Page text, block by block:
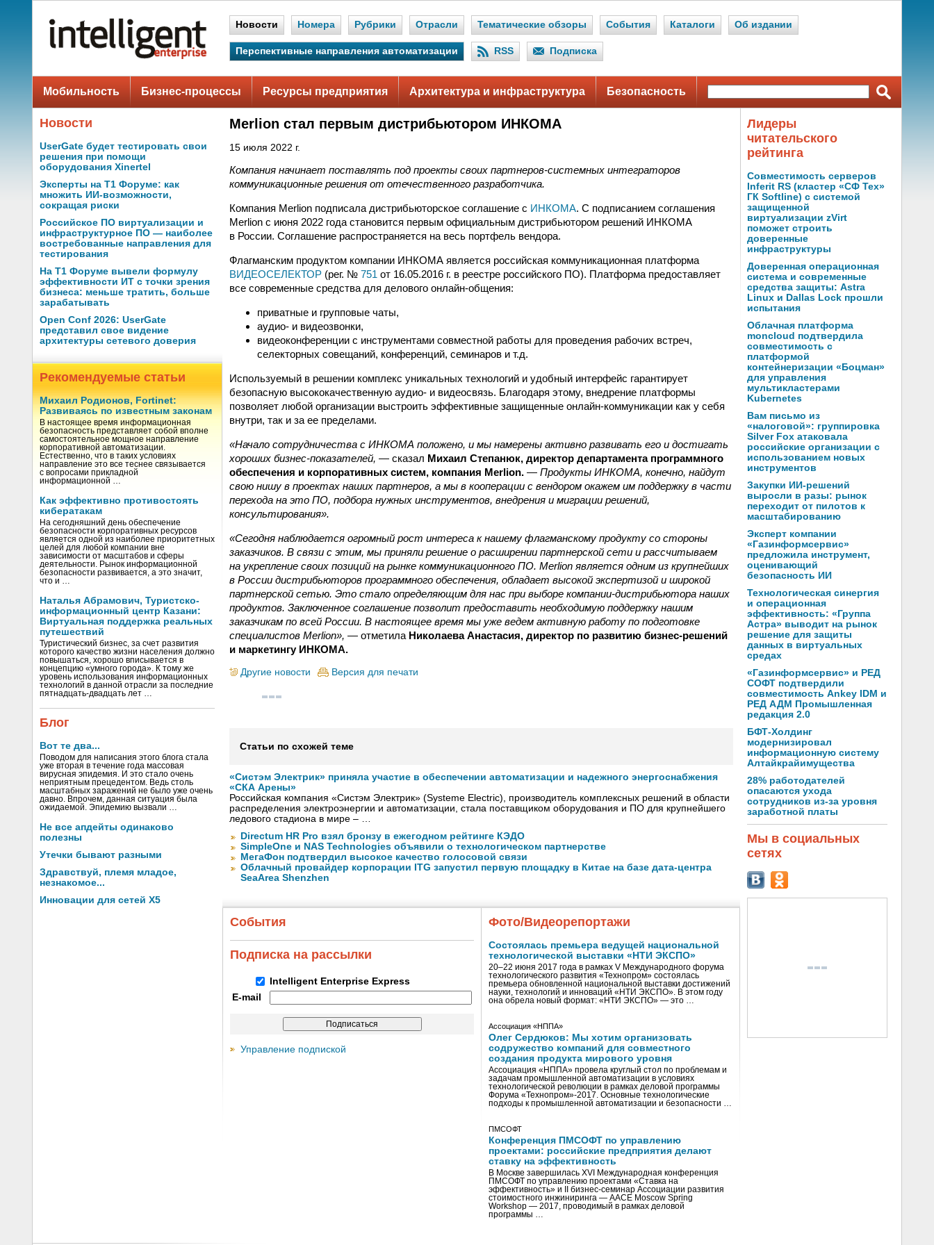
Новости Номера Рубрики Отрасли Тематические обзоры События Каталоги Об издании
Перспективные направления автоматизации RSS Подписка
Мобильность Бизнес-процессы Ресурсы предприятия Архитектура и инфраструктура Безопасность
Новости
UserGate будет тестировать свои
решения при помощи
оборудования Xinertel
Эксперты на Т1 Форуме: как
множить ИИ-возможности,
сокращая риски
Российское ПО виртуализации и
инфраструктурное ПО — наиболее
востребованные направления для
тестирования
На Т1 Форуме вывели формулу
эффективности ИТ с точки зрения
бизнеса: меньше тратить, больше
зарабатывать
Open Conf 2026: UserGate
представил свое видение
архитектуры сетевого доверия
Рекомендуемые статьи
Михаил Родионов, Fortinet:
Развиваясь по известным законам
В настоящее время информационная
безопасность представляет собой вполне
самостоятельное мощное направление
корпоративной автоматизации.
Естественно, что в таких условиях
направление это все теснее связывается
с вопросами прикладной
информационной …
Как эффективно противостоять
кибератакам
На сегодняшний день обеспечение
безопасности корпоративных ресурсов
является одной из наиболее приоритетных
целей для любой компании вне
зависимости от масштабов и сферы
деятельности. Рынок информационной
безопасности развивается, а это значит,
что и …
Наталья Абрамович, Туристско-
информационный центр Казани:
Виртуальная поддержка реальных
путешествий
Туристический бизнес, за счет развития
которого качество жизни населения должно
повышаться, хорошо вписывается в
концепцию «умного города». К тому же
уровень использования информационных
технологий в данной отрасли за последние
пятнадцать-двадцать лет …
Блог
Вот те два...
Поводом для написания этого блога стала
уже вторая в течение года массовая
вирусная эпидемия. И это стало очень
неприятным прецедентом. Ведь столь
масштабных заражений не было уже очень
давно. Впрочем, данная ситуация была
ожидаемой. Эпидемию вызвали …
Не все апдейты одинаково
полезны
Утечки бывают разными
Здравствуй, племя младое,
незнакомое...
Инновации для сетей X5
Merlion стал первым дистрибьютором ИНКОМА
15 июля 2022 г.
Компания начинает поставлять под проекты своих партнеров-системных интеграторов
коммуникационные решения от отечественного разработчика.
Компания Merlion подписала дистрибьюторское соглашение с ИНКОМА. С подписанием соглашения
Merlion c июня 2022 года становится первым официальным дистрибьютором решений ИНКОМА
в России. Соглашение распространяется на весь портфель вендора.
Флагманским продуктом компании ИНКОМА является российская коммуникационная платформа
ВИДЕОСЕЛЕКТОР (рег. № 751 от 16.05.2016 г. в реестре российского ПО). Платформа предоставляет
все современные средства для делового онлайн-общения:
приватные и групповые чаты,
аудио- и видеозвонки,
видеоконференции с инструментами совместной работы для проведения рабочих встреч,
селекторных совещаний, конференций, семинаров и т.д.
Используемый в решении комплекс уникальных технологий и удобный интерфейс гарантирует
безопасную высококачественную аудио- и видеосвязь. Благодаря этому, внедрение платформы
позволяет любой организации выстроить эффективные защищенные онлайн-коммуникации как у себя
внутри, так и за ее пределами.
«Начало сотрудничества с ИНКОМА положено, и мы намерены активно развивать его и достигать
хороших бизнес-показателей, — сказал Михаил Степанюк, директор департамента программного
обеспечения и корпоративных систем, компания Merlion. — Продукты ИНКОМА, конечно, найдут
свою нишу в проектах наших партнеров, а мы в кооперации с вендором окажем им поддержку в части
перехода на это ПО, подбора нужных инструментов, внедрения и миграции решений,
консультирования».
«Сегодня наблюдается огромный рост интереса к нашему флагманскому продукту со стороны
заказчиков. В связи с этим, мы приняли решение о расширении партнерской сети и рассчитываем
на укрепление своих позиций на рынке коммуникационного ПО. Merlion является одним из крупнейших
в России дистрибьюторов программного обеспечения, обладает высокой экспертизой и широкой
партнерской сетью. Это стало определяющим для нас при выборе компании-дистрибьютора наших
продуктов. Заключенное cоглашение позволит предоставить необходимую поддержку нашим
заказчикам по всей России. В настоящее время мы уже ведем активную работу по подготовке
специалистов Merlion», — отметила Николаева Анастасия, директор по развитию бизнес-решений
и маркетингу ИНКОМА.
Другие новости Версия для печати
Статьи по схожей теме
«Систэм Электрик» приняла участие в обеспечении автоматизации и надежного энергоснабжения
«СКА Арены»
Российская компания «Систэм Электрик» (Systeme Electric), производитель комплексных решений в области
распределения электроэнергии и автоматизации, стала поставщиком оборудования и ПО для крупнейшего
ледового стадиона в мире – …
Directum HR Pro взял бронзу в ежегодном рейтинге КЭДО
SimpleOne и NAS Technologies объявили о технологическом партнерстве
МегаФон подтвердил высокое качество голосовой связи
Облачный провайдер корпорации ITG запустил первую площадку в Китае на базе дата-центра
SeaArea Shenzhen
События
Подписка на рассылки
Intelligent Enterprise Express
E-mail
Управление подпиской
Фото/Видеорепортажи
Состоялась премьера ведущей национальной
технологической выставки «НТИ ЭКСПО»
20–22 июня 2017 года в рамках V Международного форума
технологического развития «Технопром» состоялась
премьера обновленной национальной выставки достижений
науки, технологий и инноваций «НТИ ЭКСПО». В этом году
она обрела новый формат: «НТИ ЭКСПО» — это …
Ассоциация «НППА»
Олег Сердюков: Мы хотим организовать
содружество компаний для совместного
создания продукта мирового уровня
Ассоциация «НППА» провела круглый стол по проблемам и
задачам промышленной автоматизации в условиях
технологической революции в рамках деловой программы
Форума «Технопром»-2017. Основные технологические
подходы к промышленной автоматизации и безопасности …
ПМСОФТ
Конференция ПМСОФТ по управлению
проектами: российские предприятия делают
ставку на эффективность
В Москве завершилась XVI Международная конференция
ПМСОФТ по управлению проектами «Ставка на
эффективность» и II бизнес-семинар Ассоциации развития
стоимостного инжиниринга — AACE Moscow Spring
Workshop — 2017, проводимый в рамках деловой
программы …
Лидеры
читательского
рейтинга
Совместимость серверов
Inferit RS (кластер «СФ Тех»
ГК Softline) с системой
защищенной
виртуализации zVirt
поможет строить
доверенные
инфраструктуры
Доверенная операционная
система и современные
средства защиты: Astra
Linux и Dallas Lock прошли
испытания
Облачная платформа
moncloud подтвердила
совместимость с
платформой
контейнеризации «Боцман»
для управления
мультикластерами
Kubernetes
Вам письмо из
«налоговой»: группировка
Silver Fox атаковала
российские организации с
использованием новых
инструментов
Закупки ИИ-решений
выросли в разы: рынок
переходит от пилотов к
масштабированию
Эксперт компании
«Газинформсервис»
предложила инструмент,
оценивающий
безопасность ИИ
Технологическая синергия
и операционная
эффективность: «Группа
Астра» выводит на рынок
решение для защиты
данных в виртуальных
средах
«Газинформсервис» и РЕД
СОФТ подтвердили
совместимость Ankey IDM и
РЕД АДМ Промышленная
редакция 2.0
БФТ-Холдинг
модернизировал
информационную систему
Алтайкрайимущества
28% работодателей
опасаются ухода
сотрудников из-за уровня
заработной платы
Мы в социальных
сетях